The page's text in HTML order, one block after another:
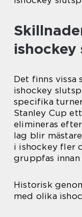
ishockey
Det finns vissa
ishockey
specifika
Stanley Cup
elimineras
lag blir
i ishockey fler
gruppfas
Historisk
med olika